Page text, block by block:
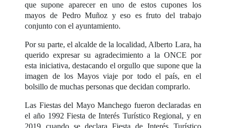
que supone aparecer en uno de estos cupones los
mayos de Pedro Muñoz y eso es fruto del trabajo
conjunto con el ayuntamiento.
Por su parte, el alcalde de la localidad, Alberto Lara, ha
querido expresar su agradecimiento a la ONCE por
esta iniciativa, destacando el orgullo que supone que la
imagen de los Mayos viaje por todo el país, en el
bolsillo de muchas personas que decidan comprarlo.
Las Fiestas del Mayo Manchego fueron declaradas en
el año 1992 Fiesta de Interés Turístico Regional, y en
2019 cuando se declara Fiesta de Interés Turístico